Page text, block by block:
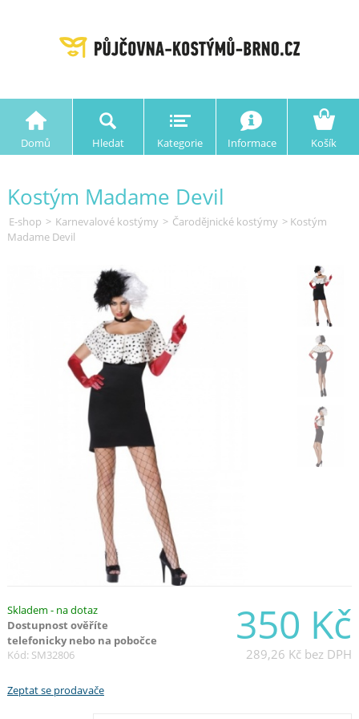
Domů Hledat Kategorie Informace Košík
Kostým Madame Devil
E-shop > Karnevalové kostýmy > Čarodějnické kostýmy > Kostým
Madame Devil
350 Kč
289,26 Kč bez DPH
Skladem - na dotaz
Dostupnost ověříte
telefonicky nebo na pobočce
Kód: SM32806
Zeptat se prodavače